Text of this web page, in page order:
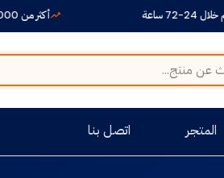
أكثر من 90,000 طلب ساعة
المتجر اتصل بنا